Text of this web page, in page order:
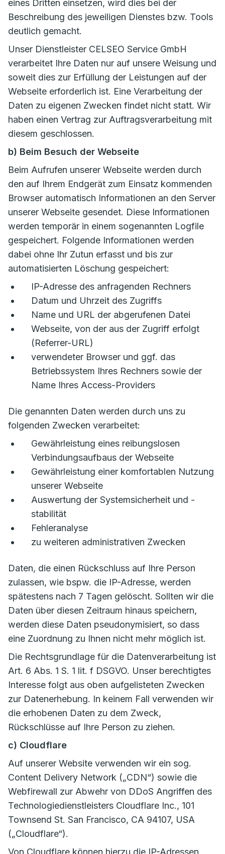
eines Dritten einsetzen, wird dies bei der
Beschreibung des jeweiligen Dienstes bzw. Tools
deutlich gemacht.
Unser Dienstleister CELSEO Service GmbH
verarbeitet Ihre Daten nur auf unsere Weisung und
soweit dies zur Erfüllung der Leistungen auf der
Webseite erforderlich ist. Eine Verarbeitung der
Daten zu eigenen Zwecken findet nicht statt. Wir
haben einen Vertrag zur Auftragsverarbeitung mit
diesem geschlossen.
b) Beim Besuch der Webseite
Beim Aufrufen unserer Webseite werden durch
den auf Ihrem Endgerät zum Einsatz kommenden
Browser automatisch Informationen an den Server
unserer Webseite gesendet. Diese Informationen
werden temporär in einem sogenannten Logfile
gespeichert. Folgende Informationen werden
dabei ohne Ihr Zutun erfasst und bis zur
automatisierten Löschung gespeichert:
IP-Adresse des anfragenden Rechners
Datum und Uhrzeit des Zugriffs
Name und URL der abgerufenen Datei
Webseite, von der aus der Zugriff erfolgt
(Referrer-URL)
verwendeter Browser und ggf. das
Betriebssystem Ihres Rechners sowie der
Name Ihres Access-Providers
Die genannten Daten werden durch uns zu
folgenden Zwecken verarbeitet:
Gewährleistung eines reibungslosen
Verbindungsaufbaus der Webseite
Gewährleistung einer komfortablen Nutzung
unserer Webseite
Auswertung der Systemsicherheit und -
stabilität
Fehleranalyse
zu weiteren administrativen Zwecken
Daten, die einen Rückschluss auf Ihre Person
zulassen, wie bspw. die IP-Adresse, werden
spätestens nach 7 Tagen gelöscht. Sollten wir die
Daten über diesen Zeitraum hinaus speichern,
werden diese Daten pseudonymisiert, so dass
eine Zuordnung zu Ihnen nicht mehr möglich ist.
Die Rechtsgrundlage für die Datenverarbeitung ist
Art. 6 Abs. 1 S. 1 lit. f DSGVO. Unser berechtigtes
Interesse folgt aus oben aufgelisteten Zwecken
zur Datenerhebung. In keinem Fall verwenden wir
die erhobenen Daten zu dem Zweck,
Rückschlüsse auf Ihre Person zu ziehen.
c) Cloudflare
Auf unserer Website verwenden wir ein sog.
Content Delivery Network („CDN“) sowie die
Webfirewall zur Abwehr von DDoS Angriffen des
Technologiedienstleisters Cloudflare Inc., 101
Townsend St. San Francisco, CA 94107, USA
(„Cloudflare“).
Von Cloudflare können hierzu die IP-Adressen,